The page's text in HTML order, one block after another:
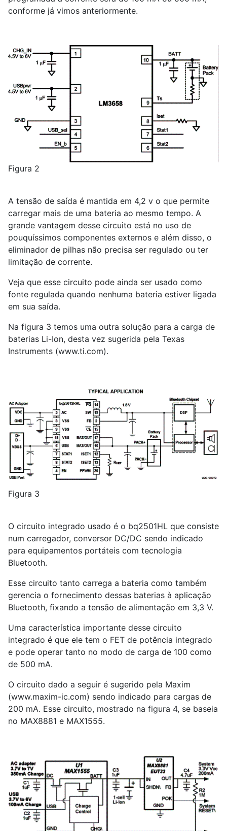
conforme já vimos anteriormente.
Figura 2
A tensão de saída é mantida em 4,2 v o que permite
carregar mais de uma bateria ao mesmo tempo. A
grande vantagem desse circuito está no uso de
pouquíssimos componentes externos e além disso, o
eliminador de pilhas não precisa ser regulado ou ter
limitação de corrente.
Veja que esse circuito pode ainda ser usado como
fonte regulada quando nenhuma bateria estiver ligada
em sua saída.
Na figura 3 temos uma outra solução para a carga de
baterias Li-Ion, desta vez sugerida pela Texas
Instruments (www.ti.com).
Figura 3
O circuito integrado usado é o bq2501HL que consiste
num carregador, conversor DC/DC sendo indicado
para equipamentos portáteis com tecnologia
Bluetooth.
Esse circuito tanto carrega a bateria como também
gerencia o fornecimento dessas baterias à aplicação
Bluetooth, fixando a tensão de alimentação em 3,3 V.
Uma característica importante desse circuito
integrado é que ele tem o FET de potência integrado
e pode operar tanto no modo de carga de 100 como
de 500 mA.
O circuito dado a seguir é sugerido pela Maxim
(www.maxim-ic.com) sendo indicado para cargas de
200 mA. Esse circuito, mostrado na figura 4, se baseia
no MAX8881 e MAX1555.